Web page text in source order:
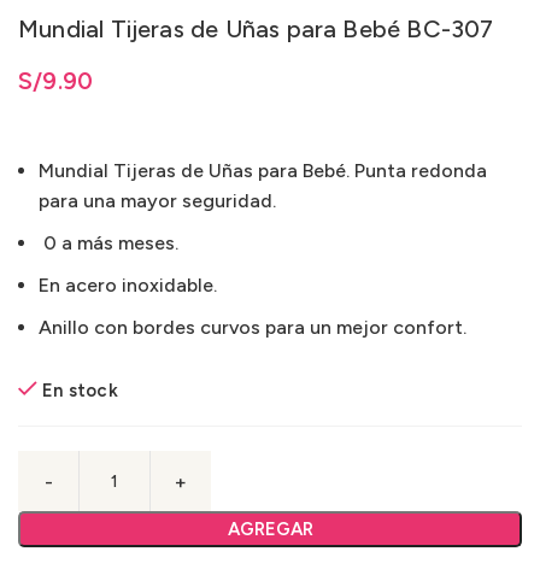
Mundial Tijeras de Uñas para Bebé BC-307
S/9.90
Mundial Tijeras de Uñas para Bebé. Punta redonda
para una mayor seguridad.
0 a más meses.
En acero inoxidable.
Anillo con bordes curvos para un mejor confort.
En stock
AGREGAR